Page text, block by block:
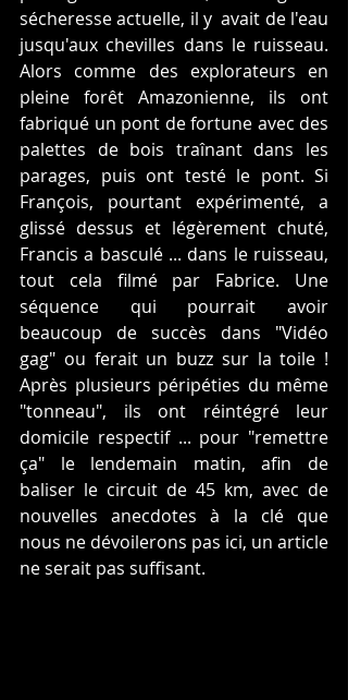
sécheresse actuelle, il y  avait de l'eau
jusqu'aux chevilles dans le ruisseau.
Alors comme des explorateurs en
pleine forêt Amazonienne, ils ont
fabriqué un pont de fortune avec des
palettes de bois traînant dans les
parages, puis ont testé le pont. Si
François, pourtant expérimenté, a
glissé dessus et légèrement chuté,
Francis a basculé ... dans le ruisseau,
tout cela filmé par Fabrice. Une
séquence qui pourrait avoir
beaucoup de succès dans "Vidéo
gag" ou ferait un buzz sur la toile !
Après plusieurs péripéties du même
"tonneau", ils ont réintégré leur
domicile respectif ... pour "remettre
ça" le lendemain matin, afin de
baliser le circuit de 45 km, avec de
nouvelles anecdotes à la clé que
nous ne dévoilerons pas ici, un article
ne serait pas suffisant.